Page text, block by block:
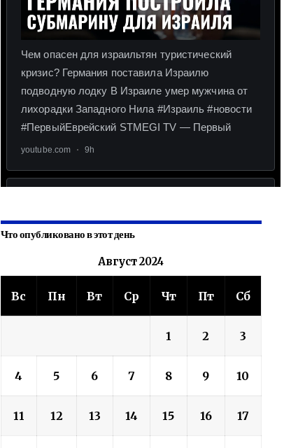
Что опубликовано в этот день
Август 2024
Вс Пн Вт Ср Чт Пт Сб
1 2 3
4 5 6 7 8 9 10
11 12 13 14 15 16 17